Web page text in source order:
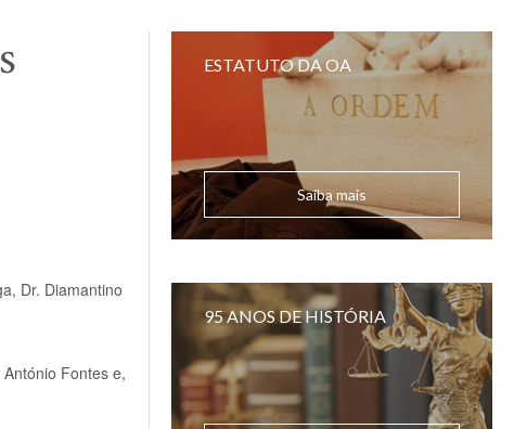
Dr. Diamantino
Fontes e,
ESTATUTO DA OA
Saiba mais
95 ANOS DE HISTÓRIA